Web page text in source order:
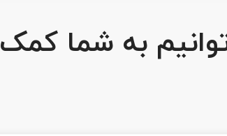
به شما کمک